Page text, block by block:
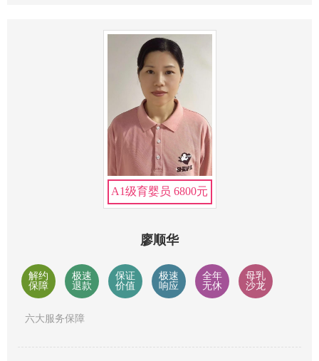
A1级育婴员 6800元
廖顺华
解约
保障
极速
退款
保证
价值
极速
响应
全年
无休
母乳
沙龙
六大服务保障